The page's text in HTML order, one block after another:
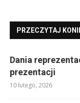
PRZECZYTAJ
Dania
prezentacji
10 lutego, 2026